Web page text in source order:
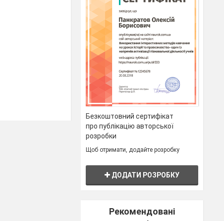
Безкоштовний сертифікат
про публікацію авторської
розробки
Щоб отримати, додайте розробку
ДОДАТИ РОЗРОБКУ
Рекомендовані